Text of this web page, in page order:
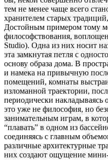
тем не менее чаще всего
хранителем старых
Достойным примером тому
философствования,
Studio). Одна из них носит
эта замкнутая петля с
основу образа дома. В
и намека на привычную
помещений, комнаты
изломанной траектории,
периодически
это уже не философия, но
занимательным играм, в
“плавать” в одном из
соединяясь с главным
различные архитектурные
них создают ощущение